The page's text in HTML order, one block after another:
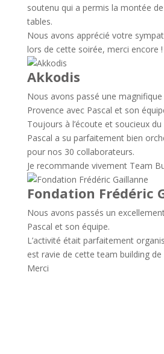
soutenu qui a permis la montée
tables.
Nous avons apprécié votre
lors de cette soirée, merci encore !
Akkodis
Nous avons passé une
Provence avec Pascal et son
Toujours à l’écoute et soucieux
Pascal a su parfaitement bien
pour nos 30 collaborateurs.
Je recommande vivement Team
Fondation Frédéric
Nous avons passés un
Pascal et son équipe.
L’activité était parfaitement
est ravie de cette team building de
Merci